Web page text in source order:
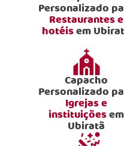
Personalizado
Restaurantes e
hotéisem
Capacho
Personalizado
Igrejas e
instituiçõesem
Ubiratã